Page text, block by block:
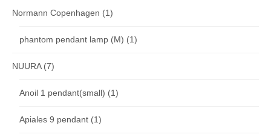
Normann Copenhagen (1)
phantom pendant lamp (M) (1)
NUURA(7)
Anoil 1 pendant(small) (1)
Apiales 9 pendant (1)